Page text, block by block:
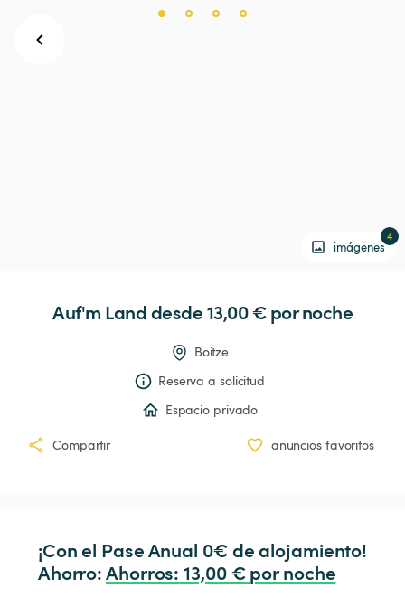
imágenes
4
Auf'm Land desde 13,00 € por noche
Boitze
Reserva a solicitud
Espacio privado
Compartir anuncios favoritos
¡Con el Pase Anual 0€ de alojamiento!
Ahorro: Ahorros: 13,00 € por noche